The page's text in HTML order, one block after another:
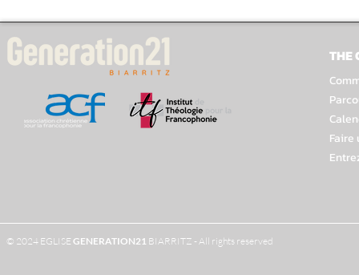
THE
Faire
© 2024 EGLISE GENERATION21 BIARRITZ - All rights reserved